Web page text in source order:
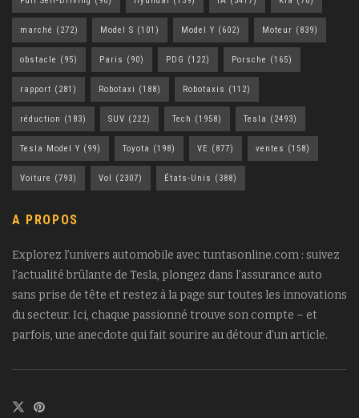
marché (272) Model S (101) Model Y (602) Moteur (839)
obstacle (95) Paris (90) PDG (122) Porsche (165)
rapport (281) Robotaxi (188) Robotaxis (112)
réduction (183) SUV (222) Tech (1958) Tesla (2493)
Tesla Model Y (99) Toyota (198) VE (877) ventes (158)
Voiture (793) Vol (2307) États-Unis (388)
A PROPOS
Explorez l’univers automobile avec tuntasonline.com : suivez
l’actualité brûlante de Tesla, plongez dans l’assurance auto
sans prise de tête et restez à la page sur toutes les innovations
du secteur. Ici, chaque passionné trouve son compte – et
parfois, une anecdote qui fait sourire au détour d’un article.